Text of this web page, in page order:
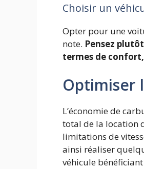
Choisir un
Opter pour une
note. Pensez
termes de confort,
Optimiser
L’économie de
total de la location
limitations de
ainsi réaliser
véhicule